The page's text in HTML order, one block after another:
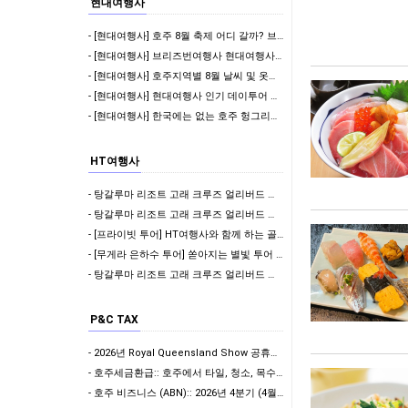
현대여행사
- [현대여행사] 호주 8월 축제 어디 갈까? 브리즈번 Ekka부터 멜버른 영화제, 시드니 마…
- [현대여행사] 브리즈번여행사 현대여행사 기업 인센티브 맞춤 관광 후기 | 8박 9일 호주 …
- [현대여행사] 호주지역별 8월 날씨 및 옷차림 정리해봤어요 ✨
- [현대여행사] 현대여행사 인기 데이투어 특가 할인 진행! 지금 확인해보세요 ✨
- [현대여행사] 한국에는 없는 호주 헝그리잭스 메뉴 추천! 호주 여행 중 꼭 먹어볼 패스트푸…
HT여행사
- 탕갈루마 리조트 고래 크루즈 얼리버드 할인 이벤트 !!
- 탕갈루마 리조트 고래 크루즈 얼리버드 할인 이벤트 !!
- [프라이빗 투어] HT여행사와 함께 하는 골드코스트 단독 투어!!!
- [무게라 은하수 투어] 쏟아지는 별빛 투어 | 브리즈번 야경투어 | 먹음직스러운 BBQ와 …
- 탕갈루마 리조트 고래 크루즈 얼리버드 할인 이벤트 !!
P&C TAX
- 2026년 Royal Queensland Show 공휴일 휴무 안내
- 호주세금환급:: 호주에서 타일, 청소, 목수로 일하신다면? 절세할 수 있는 방법을 알고 계…
- 호주 비즈니스 (ABN):: 2026년 4분기 (4월-6월) ABN 사업자 GST/BAS …